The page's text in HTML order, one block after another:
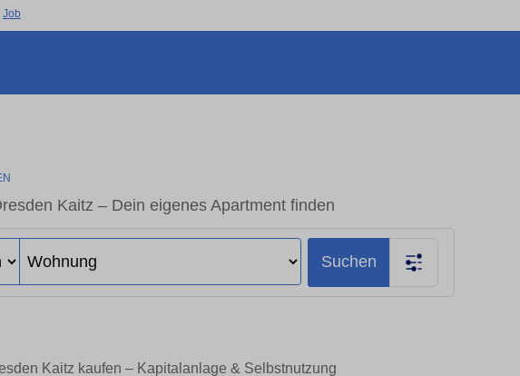
Job
Kaitz – Dein eigenes Apartment finden
Suchen
Kaitz kaufen – Kapitalanlage & Selbstnutzung